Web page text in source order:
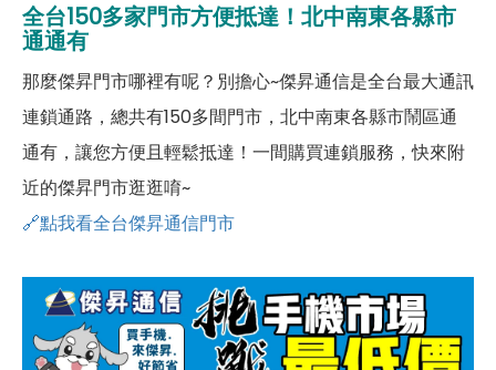
全台150多家門市方便抵達！北中南東各縣市
通通有
那麼傑昇門市哪裡有呢？別擔心~傑昇通信是全台最大通訊
連鎖通路，總共有150多間門市，北中南東各縣市鬧區通
通有，讓您方便且輕鬆抵達！一間購買連鎖服務，快來附
近的傑昇門市逛逛唷~
🔗點我看全台傑昇通信門市